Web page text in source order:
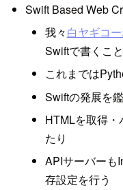
Swift Based Web
我々白ヤギコ
Swiftで書くこ
これまでは
Swiftの発展を
HTMLを取得
たり
APIサーバーも
存設定を行う